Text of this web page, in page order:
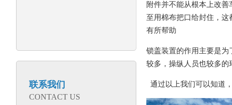
联系我们
CONTACT US
附件并不能从根本上改
至用棉布把口给封住，
有所帮助
锁盖装置的作用主要是
较多，操纵人员也较多
通过以上我们可以知道